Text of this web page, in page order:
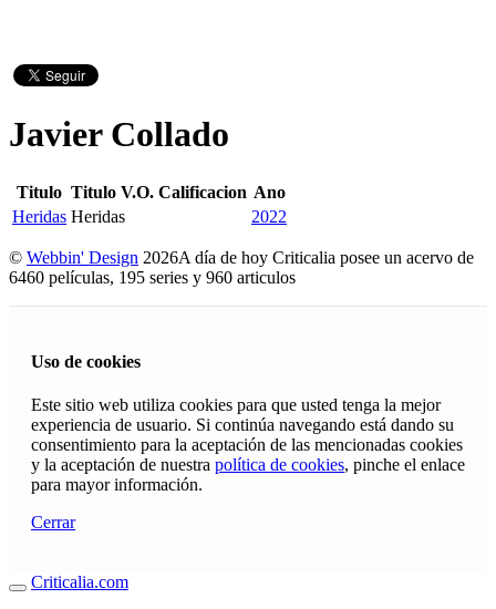
Javier Collado
Titulo Titulo V.O. Calificacion Ano
Heridas Heridas 2022
© Webbin' Design 2026A día de hoy Criticalia posee un acervo de
6460 películas, 195 series y 960 articulos
Uso de cookies
Este sitio web utiliza cookies para que usted tenga la mejor
experiencia de usuario. Si continúa navegando está dando su
consentimiento para la aceptación de las mencionadas cookies
y la aceptación de nuestra política de cookies, pinche el enlace
para mayor información.
Cerrar
Criticalia.com